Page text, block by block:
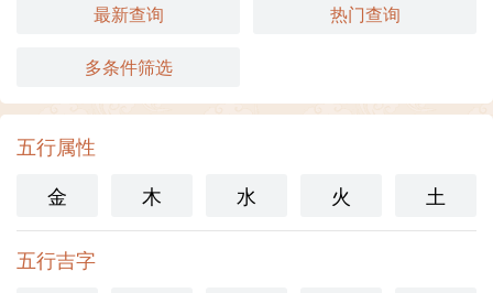
最新查询 热门查询
多条件筛选
五行属性
金
木 水 火 土
五行吉字